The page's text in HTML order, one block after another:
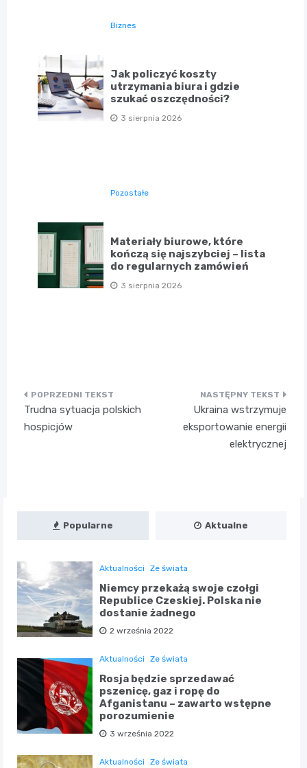
Biznes
Jak policzyć koszty
utrzymania biura i gdzie
szukać oszczędności?
3 sierpnia 2026
Pozostałe
Materiały biurowe, które
kończą się najszybciej – lista
do regularnych zamówień
3 sierpnia 2026
Nawigacja
wpisu
Trudna sytuacja polskich
hospicjów
Ukraina wstrzymuje
eksportowanie energii
elektrycznej
Popularne Aktualne
Aktualności Ze świata
Niemcy przekażą swoje czołgi
Republice Czeskiej. Polska nie
dostanie żadnego
2 września 2022
Aktualności Ze świata
Rosja będzie sprzedawać
pszenicę, gaz i ropę do
Afganistanu – zawarto wstępne
porozumienie
3 września 2022
Aktualności Ze świata